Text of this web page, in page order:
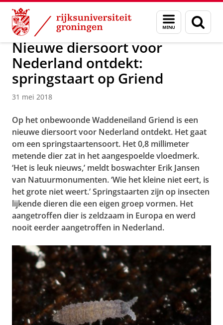
Skip
Content
Skip
Navigation
Menu
en
zoeken
Over ons Actueel Nieuws Nieuwsberichten
Nieuwe diersoort voor
Nederland ontdekt:
springstaart op Griend
31 mei 2018
Op het onbewoonde Waddeneiland Griend is een
nieuwe diersoort voor Nederland ontdekt. Het gaat
om een springstaartensoort. Het 0,8 millimeter
metende dier zat in het aangespoelde vloedmerk.
‘Het is leuk nieuws,’ meldt boswachter Erik Jansen
van Natuurmonumenten. ‘Wie het kleine niet eert, is
het grote niet weert.’ Springstaarten zijn op insecten
lijkende dieren die een eigen groep vormen. Het
aangetroffen dier is zeldzaam in Europa en werd
nooit eerder aangetroffen in Nederland.